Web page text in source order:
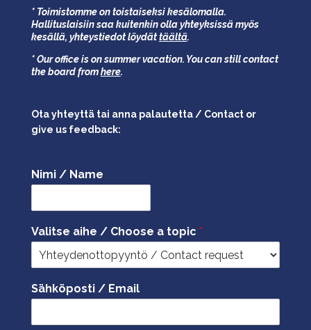
* Toimistomme on toistaiseksi kesälomalla.
Hallituslaisiin saa kuitenkin olla yhteyksissä myös
kesällä, yhteystiedot löydättäältä.
* Our office is on summer vacation. You can still contact
the board fromhere.
Ota yhteyttä tai anna palautetta / Contact or
give us feedback:
Nimi / Name
Valitse aihe / Choose a topic *
Sähköposti / Email